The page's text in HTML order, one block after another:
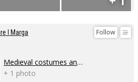
Follow
I Marga
Medieval costumes and corsets
+ 1 photo